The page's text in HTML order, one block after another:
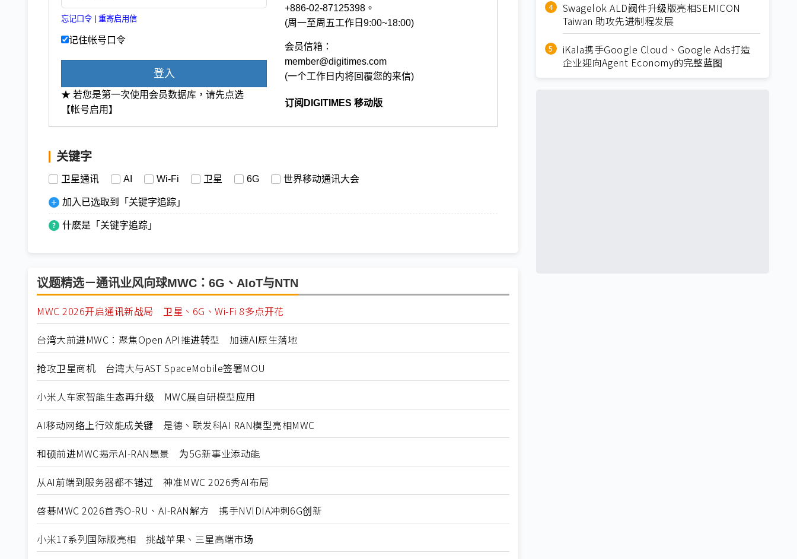
忘记口令 重寄启用信
记住帐号口令
登入
★ 若您是第一次使用会员数据库，请先点选
【帐号启用】
+886-02-87125398。
(周一至周五工作日9:00~18:00)
会员信箱：
member@digitimes.com
(一个工作日内将回覆您的来信)
订阅DIGITIMES 移动版
关键字
卫星通讯 AI Wi-Fi 卫星 6G 世界移动通讯大会
加入已选取到「关键字追踪」
什麽是「关键字追踪」
议题精选－通讯业风向球MWC：6G、AIoT与NTN
MWC 2026开启通讯新战局 卫星、6G、Wi-Fi 8多点开花
台湾大前进MWC：聚焦Open API推进转型 加速AI原生落地
抢攻卫星商机 台湾大与AST SpaceMobile签署MOU
小米人车家智能生态再升级 MWC展自研模型应用
AI移动网络上行效能成关键 是德、联发科AI RAN模型亮相MWC
和硕前进MWC揭示AI-RAN愿景 为5G新事业添动能
从AI前端到服务器都不错过 神准MWC 2026秀AI布局
啓碁MWC 2026首秀O-RU、AI-RAN解方 携手NVIDIA冲刺6G创新
小米17系列国际版亮相 挑战苹果、三星高端市场
Swagelok ALD阀件升级版亮相SEMICON
Taiwan 助攻先进制程发展
iKala携手Google Cloud、Google Ads打造
企业迎向Agent Economy的完整蓝图